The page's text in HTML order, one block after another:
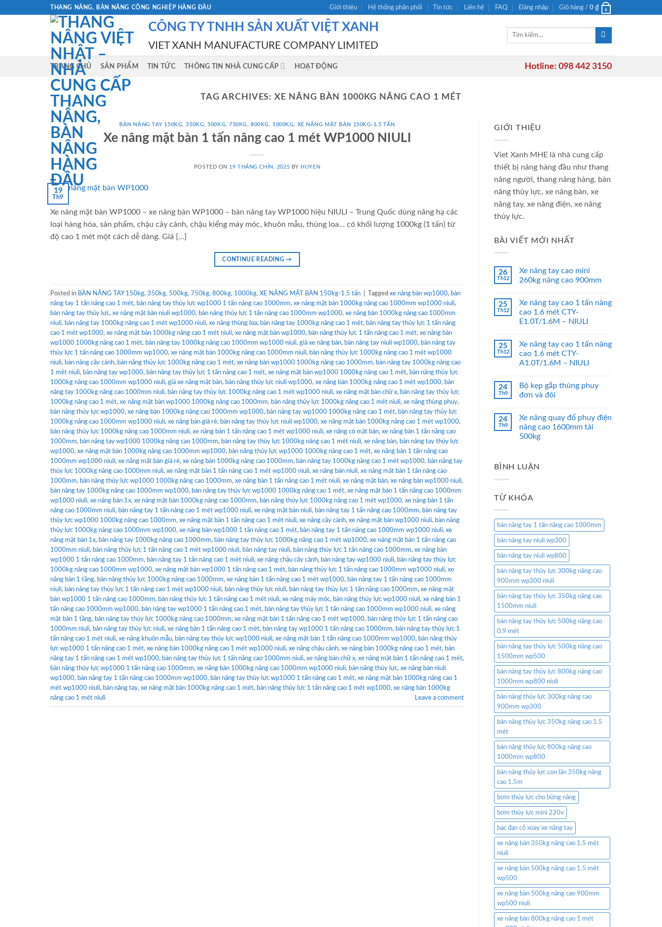
THANG NÂNG, BÀN NÂNG CÔNG NGHIỆP HÀNG ĐẦU Giới thiệu Hệ thống phân phối Tin tức Liên hệ FAQ Đăng nhập Giỏ hàng / 0 ₫ 0
CÔNG TY TNHH SẢN XUẤT VIỆT XANH
VIET XANH MANUFACTURE COMPANY LIMITED
Tìm
TRANG CHỦ SẢN PHẨM TIN TỨC THÔNG TIN NHÀ CUNG CẤP HOẠT ĐỘNG Hotline: 098 442 3150
TAG ARCHIVES:XE NÂNG BÀN 1000KG NÂNG CAO 1 MÉT
BÀN NÂNG TAY 150KG, 350KG, 500KG, 750KG, 800KG, 1000KG XE NÂNG MẶT BÀN 150KG-1.5 TẤN
Xe nâng mặt bàn 1 tấn nâng cao 1 mét WP1000 NIULI
POSTED ON 19 THÁNG CHÍN, 2025 BY HUYEN
19
Th9
Xe nâng mặt bàn WP1000 – xe nâng bàn WP1000 – bàn nâng tay WP1000 hiệu NIULI – Trung Quốc dùng nâng hạ các
loại hàng hóa, sản phẩm, chậu cây cảnh, chậu kiểng máy móc, khuôn mẫu, thùng loa… có khối lượng 1000kg (1 tấn) từ
độ cao 1 mét một cách dễ dàng. Giá […]
CONTINUE READING→
Posted in BÀN NÂNG TAY 150kg, 350kg, 500kg, 750kg, 800kg, 1000kg, XE NÂNG MẶT BÀN 150kg-1.5 tấn Tagged xe nâng bàn wp1000, bàn
nâng tay 1 tấn nâng cao 1 mét, bàn nâng tay thủy lực wp1000 1 tấn nâng cao 1000mm, xe nâng mặt bàn 1000kg nâng cao 1000mm wp1000 niuli,
bàn nâng tay thủy lực, xe nâng mặt bàn niuli wp1000, bàn nâng thủy lực 1 tấn nâng cao 1000mm wp1000, xe nâng bàn 1000kg nâng cao 1000mm
niuli, bàn nâng tay 1000kg nâng cao 1 mét wp1000 niuli, xe nâng thùng loa, bàn nâng tay 1000kg nâng cao 1 mét, bàn nâng tay thủy lực 1 tấn nâng
cao 1 mét wp1000, xe nâng mặt bàn 1000kg nâng cao 1 mét niuli, xe nâng mặt bàn wp1000, bàn nâng thủy lực 1 tấn nâng cao 1 mét, xe nâng bàn
wp1000 1000kg nâng cao 1 mét, bàn nâng tay 1000kg nâng cao 1000mm wp1000 niuli, giá xe nâng bàn, bàn nâng tay niuli wp1000, bàn nâng tay
thủy lực 1 tấn nâng cao 1000mm wp1000, xe nâng mặt bàn 1000kg nâng cao 1000mm niuli, bàn nâng thủy lực 1000kg nâng cao 1 mét wp1000
niuli, bàn nâng cây cành, bàn nâng thủy lực 1000kg nâng cao 1 mét, xe nâng bàn wp1000 1000kg nâng cao 1000mm, bàn nâng tay 1000kg nâng cao
1 mét niuli, bàn nâng tay wp1000, bàn nâng tay thủy lực 1 tấn nâng cao 1 mét, xe nâng mặt bàn wp1000 1000kg nâng cao 1 mét, bàn nâng thủy lực
1000kg nâng cao 1000mm wp1000 niuli, giá xe nâng mặt bàn, bàn nâng thủy lực niuli wp1000, xe nâng bàn 1000kg nâng cao 1 mét wp1000, bàn
nâng tay 1000kg nâng cao 1000mm niuli, bàn nâng tay thủy lực 1000kg nâng cao 1 mét wp1000 niuli, xe nâng mặt bàn chữ x, bàn nâng tay thủy lực
1000kg nâng cao 1 mét, xe nâng mặt bàn wp1000 1000kg nâng cao 1000mm, bàn nâng thủy lực 1000kg nâng cao 1 mét niuli, xe nâng thùng phuy,
bàn nâng thủy lực wp1000, xe nâng bàn 1000kg nâng cao 1000mm wp1000, bàn nâng tay wp1000 1000kg nâng cao 1 mét, bàn nâng tay thủy lực
1000kg nâng cao 1000mm wp1000 niuli, xe nâng bàn giá rẻ, bàn nâng tay thủy lực niuli wp1000, xe nâng mặt bàn 1000kg nâng cao 1 mét wp1000,
bàn nâng thủy lực 1000kg nâng cao 1000mm niuli, xe nâng bàn 1 tấn nâng cao 1 mét wp1000 niuli, xe nâng có mặt bàn, xe nâng bàn 1 tấn nâng cao
1000mm, bàn nâng tay wp1000 1000kg nâng cao 1000mm, bàn nâng tay thủy lực 1000kg nâng cao 1 mét niuli, xe nâng bàn, bàn nâng tay thủy lực
wp1000, xe nâng mặt bàn 1000kg nâng cao 1000mm wp1000, bàn nâng thủy lực wp1000 1000kg nâng cao 1 mét, xe nâng bàn 1 tấn nâng cao
1000mm wp1000 niuli, xe nâng mặt bàn giá rẻ, xe nâng bàn 1000kg nâng cao 1000mm, bàn nâng tay 1000kg nâng cao 1 mét wp1000, bàn nâng tay
thủy lực 1000kg nâng cao 1000mm niuli, xe nâng mặt bàn 1 tấn nâng cao 1 mét wp1000 niuli, xe nâng bàn niuli, xe nâng mặt bàn 1 tấn nâng cao
1000mm, bàn nâng thủy lực wp1000 1000kg nâng cao 1000mm, xe nâng bàn 1 tấn nâng cao 1 mét niuli, xe nâng mặt bàn, xe nâng bàn wp1000 niuli,
bàn nâng tay 1000kg nâng cao 1000mm wp1000, bàn nâng tay thủy lực wp1000 1000kg nâng cao 1 mét, xe nâng mặt bàn 1 tấn nâng cao 1000mm
wp1000 niuli, xe nâng bàn 1x, xe nâng mặt bàn 1000kg nâng cao 1000mm, bàn nâng thủy lực 1000kg nâng cao 1 mét wp1000, xe nâng bàn 1 tấn
nâng cao 1000mm niuli, bàn nâng tay 1 tấn nâng cao 1 mét wp1000 niuli, xe nâng mặt bàn niuli, bàn nâng tay 1 tấn nâng cao 1000mm, bàn nâng tay
thủy lực wp1000 1000kg nâng cao 1000mm, xe nâng mặt bàn 1 tấn nâng cao 1 mét niuli, xe nâng cây cảnh, xe nâng mặt bàn wp1000 niuli, bàn nâng
thủy lực 1000kg nâng cao 1000mm wp1000, xe nâng bàn wp1000 1 tấn nâng cao 1 mét, bàn nâng tay 1 tấn nâng cao 1000mm wp1000 niuli, xe
nâng mặt bàn 1x, bàn nâng tay 1000kg nâng cao 1000mm, bàn nâng tay thủy lực 1000kg nâng cao 1 mét wp1000, xe nâng mặt bàn 1 tấn nâng cao
1000mm niuli, bàn nâng thủy lực 1 tấn nâng cao 1 mét wp1000 niuli, bàn nâng tay niuli, bàn nâng thủy lực 1 tấn nâng cao 1000mm, xe nâng bàn
wp1000 1 tấn nâng cao 1000mm, bàn nâng tay 1 tấn nâng cao 1 mét niuli, xe nâng chậu cây cảnh, bàn nâng tay wp1000 niuli, bàn nâng tay thủy lực
1000kg nâng cao 1000mm wp1000, xe nâng mặt bàn wp1000 1 tấn nâng cao 1 mét, bàn nâng thủy lực 1 tấn nâng cao 1000mm wp1000 niuli, xe
nâng bàn 1 tầng, bàn nâng thủy lực 1000kg nâng cao 1000mm, xe nâng bàn 1 tấn nâng cao 1 mét wp1000, bàn nâng tay 1 tấn nâng cao 1000mm
niuli, bàn nâng tay thủy lực 1 tấn nâng cao 1 mét wp1000 niuli, bàn nâng thủy lực niuli, bàn nâng tay thủy lực 1 tấn nâng cao 1000mm, xe nâng mặt
bàn wp1000 1 tấn nâng cao 1000mm, bàn nâng thủy lực 1 tấn nâng cao 1 mét niuli, xe nâng máy móc, bàn nâng thủy lực wp1000 niuli, xe nâng bàn 1
tấn nâng cao 1000mm wp1000, bàn nâng tay wp1000 1 tấn nâng cao 1 mét, bàn nâng tay thủy lực 1 tấn nâng cao 1000mm wp1000 niuli, xe nâng
mặt bàn 1 tầng, bàn nâng tay thủy lực 1000kg nâng cao 1000mm, xe nâng mặt bàn 1 tấn nâng cao 1 mét wp1000, bàn nâng thủy lực 1 tấn nâng cao
1000mm niuli, bàn nâng tay thủy lực niuli, xe nâng bàn 1 tấn nâng cao 1 mét, bàn nâng tay wp1000 1 tấn nâng cao 1000mm, bàn nâng tay thủy lực 1
tấn nâng cao 1 mét niuli, xe nâng khuôn mẫu, bàn nâng tay thủy lực wp1000 niuli, xe nâng mặt bàn 1 tấn nâng cao 1000mm wp1000, bàn nâng thủy
lực wp1000 1 tấn nâng cao 1 mét, xe nâng bàn 1000kg nâng cao 1 mét wp1000 niuli, xe nâng chậu cảnh, xe nâng bàn 1000kg nâng cao 1 mét, bàn
nâng tay 1 tấn nâng cao 1 mét wp1000, bàn nâng tay thủy lực 1 tấn nâng cao 1000mm niuli, xe nâng bàn chữ x, xe nâng mặt bàn 1 tấn nâng cao 1 mét,
bàn nâng thủy lực wp1000 1 tấn nâng cao 1000mm, xe nâng bàn 1000kg nâng cao 1000mm wp1000 niuli, bàn nâng thủy lực, xe nâng bàn niuli
wp1000, bàn nâng tay 1 tấn nâng cao 1000mm wp1000, bàn nâng tay thủy lực wp1000 1 tấn nâng cao 1 mét, xe nâng mặt bàn 1000kg nâng cao 1
mét wp1000 niuli, bàn nâng tay, xe nâng mặt bàn 1000kg nâng cao 1 mét, bàn nâng thủy lực 1 tấn nâng cao 1 mét wp1000, xe nâng bàn 1000kg
nâng cao 1 mét niuli
Leave a comment
GIỚI THIỆU
Viet Xanh MHE là nhà cung cấp
thiết bị nâng hàng đầu như thang
nâng người, thang nâng hàng, bàn
nâng thủy lực, xe nâng bàn, xe
nâng tay, xe nâng điện, xe nâng
thủy lực.
BÀI VIẾT MỚI NHẤT
26
Th12
Xe nâng tay cao mini
260kg nâng cao 900mm
25
Th12
Xe nâng tay cao 1 tấn nâng
cao 1.6 mét CTY-
E1.0T/1.6M – NIULI
25
Th12
Xe nâng tay cao 1 tấn nâng
cao 1.6 mét CTY-
A1.0T/1.6M – NIULI
24
Th9
Bộ kẹp gắp thùng phuy
đơn và đôi
24
Th9
Xe nâng quay đổ phuy điện
nâng cao 1600mm tải
500kg
BÌNH LUẬN
TỪ KHÓA
bàn nâng tay 1 tấn nâng cao 1000mm
bàn nâng tay niuli wp300
bàn nâng tay niuli wp800
bàn nâng tay thủy lực 300kg nâng cao
900mm wp300 niuli
bàn nâng tay thủy lực 350kg nâng cao
1500mm niuli
bàn nâng tay thủy lực 500kg nâng cao
0.9 mét
bàn nâng tay thủy lực 500kg nâng cao
1500mm wp500
bàn nâng tay thủy lực 800kg nâng cao
1000mm wp800 niuli
bàn nâng thủy lực 300kg nâng cao
900mm wp300
bàn nâng thủy lực 350kg nâng cao 1.5
mét
bàn nâng thủy lực 800kg nâng cao
1000mm wp800
bàn nâng thủy lực con lăn 350kg nâng
cao 1.5m
bơm thủy lực cho bửng nâng
bơm thủy lực mini 220v
bạc đạn cổ xoay xe nâng tay
xe nâng bàn 350kg nâng cao 1.5 mét
niuli
xe nâng bàn 500kg nâng cao 1.5 mét
wp500
xe nâng bàn 500kg nâng cao 900mm
wp500 niuli
xe nâng bàn 800kg nâng cao 1 mét